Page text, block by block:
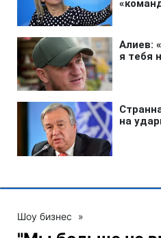
Шоу бизнес »